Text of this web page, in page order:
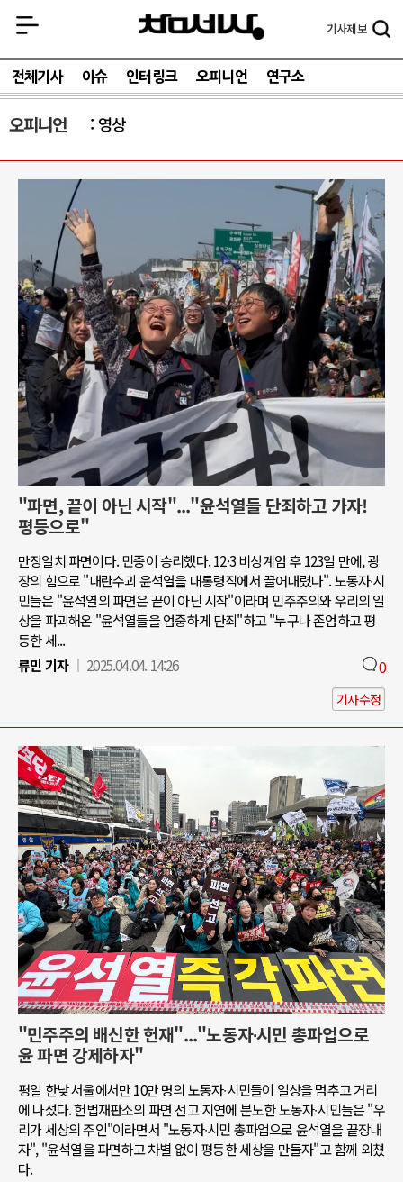
기사제보
전체기사 이슈 인터링크 오피니언 연구소
오피니언 영상
"파면, 끝이 아닌 시작"..."윤석열들 단죄하고 가자!
평등으로"
만장일치 파면이다. 민중이 승리했다. 12·3 비상계엄 후 123일 만에, 광
장의 힘으로 "내란수괴 윤석열을 대통령직에서 끌어내렸다". 노동자∙시
민들은 "윤석열의 파면은 끝이 아닌 시작"이라며 민주주의와 우리의 일
상을 파괴해온 "윤석열들을 엄중하게 단죄"하고 "누구나 존엄하고 평
등한 세...
류민 기자
2025.04.04. 14:26 0
기사수정
"민주주의 배신한 헌재"..."노동자∙시민 총파업으로
윤 파면 강제하자"
평일 한낮 서울에서만 10만 명의 노동자∙시민들이 일상을 멈추고 거리
에 나섰다. 헌법재판소의 파면 선고 지연에 분노한 노동자∙시민들은 "우
리가 세상의 주인"이라면서 "노동자∙시민 총파업으로 윤석열을 끝장내
자", "윤석열을 파면하고 차별 없이 평등한 세상을 만들자"고 함께 외쳤
다.